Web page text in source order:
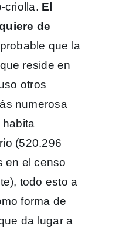
criolla. El
de
que la
reside en
otros
numerosa
(520.296
en el censo
todo esto a
forma de
da lugar a